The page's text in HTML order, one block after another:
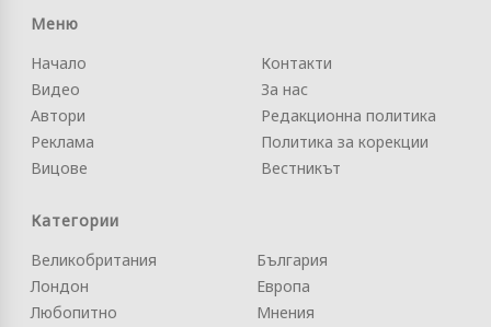
Меню
Начало
Видео
Автори
Реклама
Вицове
Контакти
За нас
Редакционна политика
Политика за корекции
Вестникът
Категории
Великобритания
Лондон
Любопитно
България
Европа
Мнения